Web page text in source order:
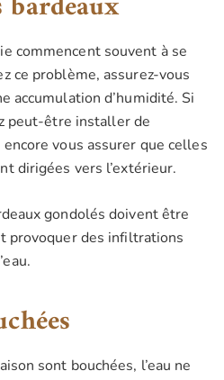
commencent souvent à se
ce problème, assurez-vous
accumulation d’humidité. Si
peut-être installer de
vous assurer que celles
dirigées vers l’extérieur.
gondolés doivent être
provoquer des infiltrations
sont bouchées, l’eau ne